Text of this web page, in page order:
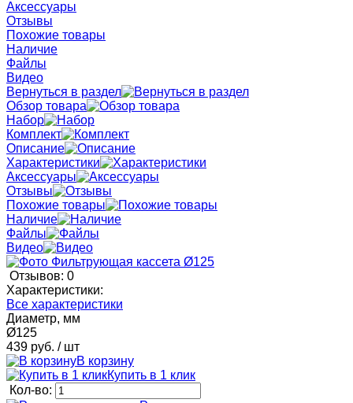
Аксессуары
Отзывы
Похожие товары
Наличие
Файлы
Видео
Вернуться в раздел
Обзор товара
Набор
Комплект
Описание
Характеристики
Аксессуары
Отзывы
Похожие товары
Наличие
Файлы
Видео
Отзывов: 0
Характеристики:
Все характеристики
Диаметр, мм
Ø125
439 руб. / шт
В корзину
Купить в 1 клик
Кол-во: